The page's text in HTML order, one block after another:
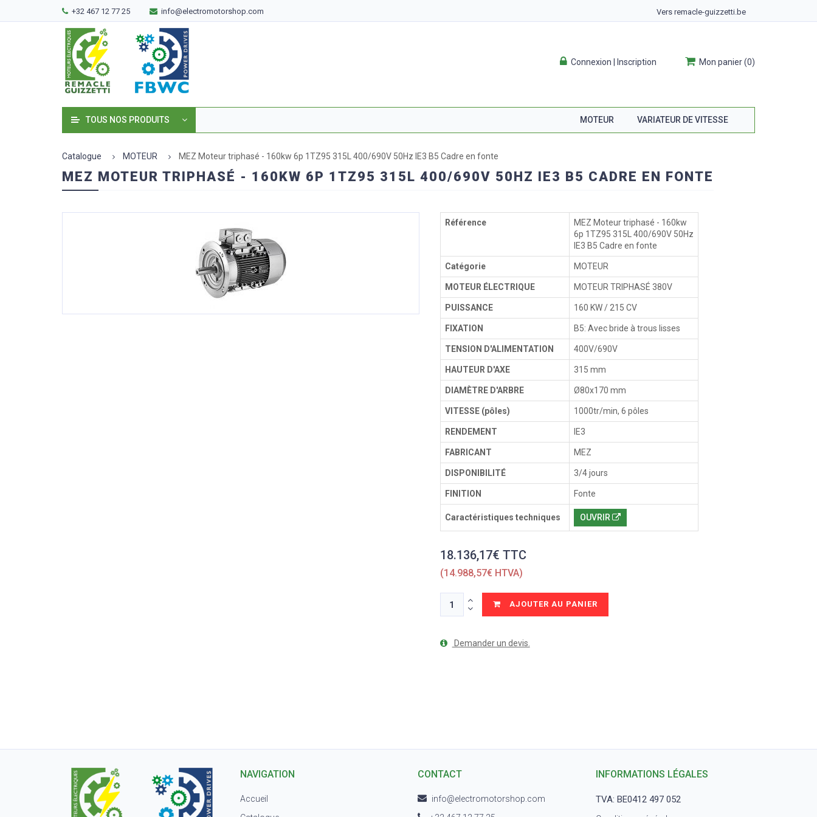
+32 467 12 77 25 info@electromotorshop.com Vers remacle-guizzetti.be
Connexion | Inscription Mon panier(0)
TOUS NOS PRODUITS VARIATEUR DE VITESSE
MOTEUR
Catalogue MOTEUR MEZ Moteur triphasé - 160kw 6p 1TZ95 315L 400/690V 50Hz IE3 B5 Cadre en fonte
MEZ MOTEUR TRIPHASÉ - 160KW 6P 1TZ95 315L 400/690V 50HZ IE3 B5 CADRE EN FONTE
Référence
MEZ Moteur triphasé - 160kw
6p 1TZ95 315L 400/690V 50Hz
IE3 B5 Cadre en fonte
Catégorie MOTEUR
MOTEUR ÉLECTRIQUE MOTEUR TRIPHASÉ 380V
PUISSANCE 160 KW / 215 CV
FIXATION B5: Avec bride à trous lisses
TENSION D'ALIMENTATION 400V/690V
HAUTEUR D'AXE 315 mm
DIAMÈTRE D'ARBRE Ø80x170 mm
VITESSE (pôles) 1000tr/min, 6 pôles
RENDEMENT IE3
FABRICANT MEZ
DISPONIBILITÉ 3/4 jours
FINITION Fonte
Caractéristiques techniques OUVRIR
18.136,17€ TTC
(14.988,57€ HTVA)
AJOUTER AU PANIER
Demander un devis.
NAVIGATION
Accueil
CONTACT
info@electromotorshop.com
INFORMATIONS LÉGALES
TVA: BE0412 497 052